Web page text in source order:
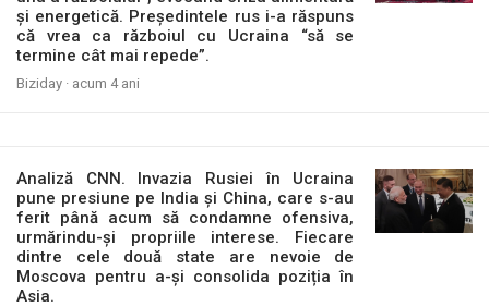
și energetică. Președintele rus i-a răspuns
că vrea ca războiul cu Ucraina “să se
termine cât mai repede”.
Biziday · acum 4 ani
Analiză CNN. Invazia Rusiei în Ucraina
pune presiune pe India și China, care s-au
ferit până acum să condamne ofensiva,
urmărindu-și propriile interese. Fiecare
dintre cele două state are nevoie de
Moscova pentru a-și consolida poziția în
Asia.